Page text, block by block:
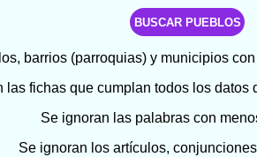
barrios (parroquias) y municipios
las fichas que cumplan todos los datos
Se ignoran las palabras con
Se ignoran los artículos,